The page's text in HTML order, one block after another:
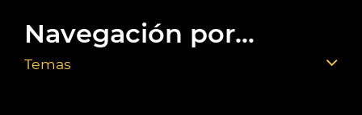
Navegación por...
Temas